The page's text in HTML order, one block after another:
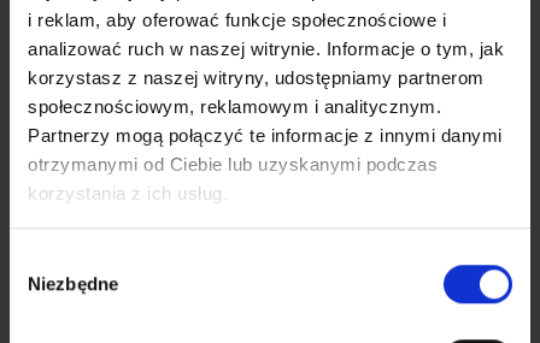
i reklam, aby oferować funkcje społecznościowe i
analizować ruch w naszej witrynie. Informacje o tym, jak
korzystasz z naszej witryny, udostępniamy partnerom
społecznościowym, reklamowym i analitycznym.
Partnerzy mogą połączyć te informacje z innymi danymi
otrzymanymi od Ciebie lub uzyskanymi podczas
korzystania z ich usług.
zgody
Niezbędne
o
d
a
j
n
u
e
Śledź przesyłkę
Dopasuj ceny do swojego
biznesu
Chcesz mieć lepiej dopasowaną ofertę i niższe ceny